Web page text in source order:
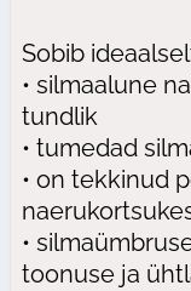
Sobib
• silmaalune
tundlik
• tumedad
• on tekkinud
•
toonuse ja